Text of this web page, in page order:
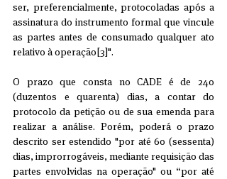
ser, preferencialmente, protocoladas após a
assinatura do instrumento formal que vincule
as partes antes de consumado qualquer ato
relativo à operação[3]".
O prazo que consta no CADE é de 240
(duzentos e quarenta) dias, a contar do
protocolo da petição ou de sua emenda para
realizar a análise. Porém, poderá o prazo
descrito ser estendido "por até 60 (sessenta)
dias, improrrogáveis, mediante requisição das
partes envolvidas na operação" ou “por até